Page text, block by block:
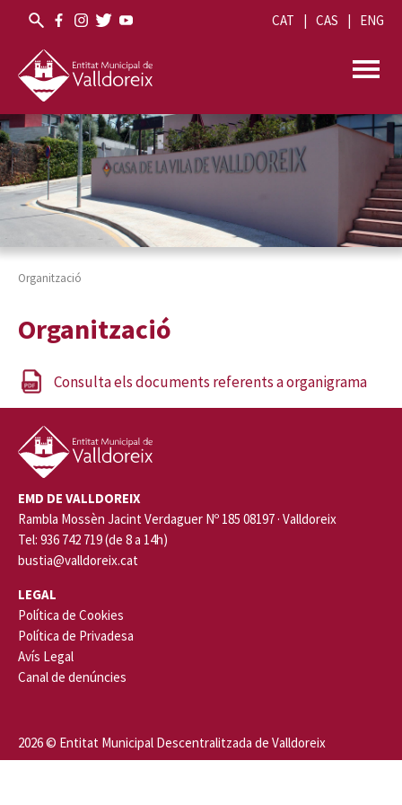
CAT CAS ENG
Organització
Consulta els documents referents a organigrama
EMD DE VALLDOREIX
Rambla Mossèn Jacint Verdaguer Nº 185 08197 · Valldoreix
Tel: 936 742 719 (de 8 a 14h)
bustia@valldoreix.cat
LEGAL
Política de Cookies
Política de Privadesa
Avís Legal
Canal de denúncies